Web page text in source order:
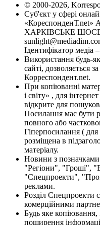
© 2000-2026,
Суб'єкт у сфері
«КореспонденТ.net»
ХАРКІВСЬКЕ ШОСЕ,
Ідентифікатор медіа
Використання будь-
сайті, дозволяється
Корреспондент.net.
При копіюванні
і світу» , для
відкрите для
Посилання має бути
повного або
Гіперпосилання (
розміщена в
матеріалу.
Новини з
"Регіони", "Гроші",
"Спецпроекти",
реклами.
Розділ Спецпроекти
комерційними
Будь яке копіювання,
поширення